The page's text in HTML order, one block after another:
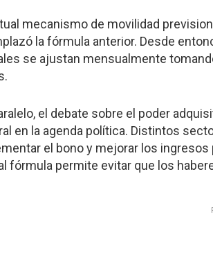
mecanismo de movilidad
la fórmula anterior. Desde
se ajustan mensualmente
el debate sobre el poder
en la agenda política. Distintos
el bono y mejorar los
fórmula permite evitar que los